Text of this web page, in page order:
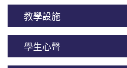
教學設施
學生心聲